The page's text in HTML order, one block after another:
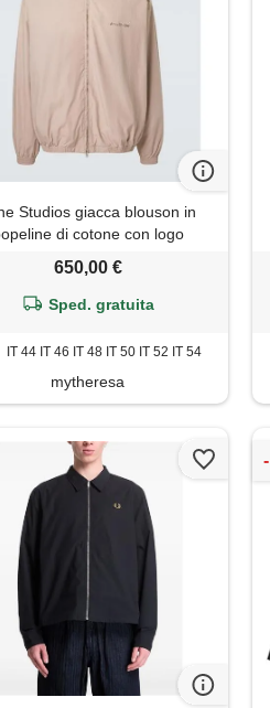
Studios giacca blouson in
di cotone con logo
650,00 €
Sped. gratuita
IT 44 IT 46 IT 48 IT 50 IT 52 IT 54
mytheresa